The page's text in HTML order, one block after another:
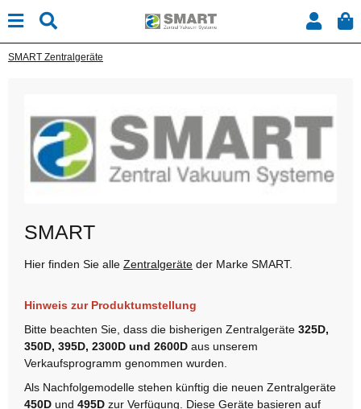
SMART Zentralgeräte
SMART
Hier finden Sie alle Zentralgeräte der Marke SMART.
Hinweis zur Produktumstellung
Bitte beachten Sie, dass die bisherigen Zentralgeräte 325D,
350D, 395D, 2300D und 2600D aus unserem
Verkaufsprogramm genommen wurden.
Als Nachfolgemodelle stehen künftig die neuen Zentralgeräte
450D und 495D zur Verfügung. Diese Geräte basieren auf